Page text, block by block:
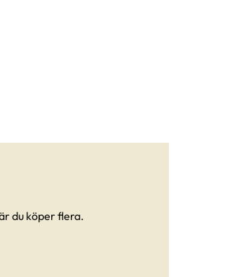
du köper flera.